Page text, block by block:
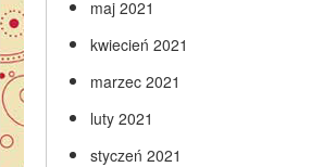
maj 2021
kwiecień 2021
marzec 2021
luty 2021
styczeń 2021